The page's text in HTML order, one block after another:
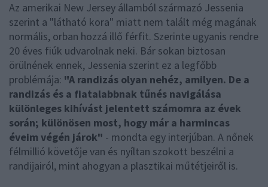
Az amerikai New Jersey államból származó Jessenia
szerint a "látható kora" miatt nem talált még magának
normális, orban hozzá illő férfit. Szerinte ugyanis rendre
20 éves fiúk udvarolnak neki. Bár sokan biztosan
örülnének ennek, Jessenia szerint ez a legfőbb
problémája: "A randizás olyan nehéz, amilyen. De a
randizás és a fiatalabbnak tűnés navigálása
különleges kihívást jelentett számomra az évek
során; különösen most, hogy már a harmincas
éveim végén járok" - mondta egy interjúban. A nőnek
félmillió követője van és nyíltan szokott beszélni a
randijairól, mint ahogyan a plasztikai műtétjeiről is.